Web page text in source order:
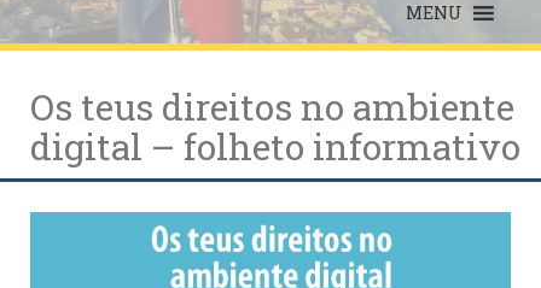
MENU
Os teus direitos no ambiente
digital – folheto informativo